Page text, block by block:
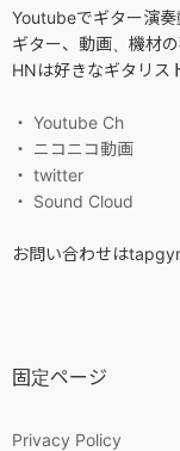
Youtubeでギター演奏
ギター、動画、機材
HNは好きなギタリス
・ Youtube Ch
・ ニコニコ動画
・ twitter
・ Sound Cloud
お問い合わせは
固定ページ
Privacy Policy